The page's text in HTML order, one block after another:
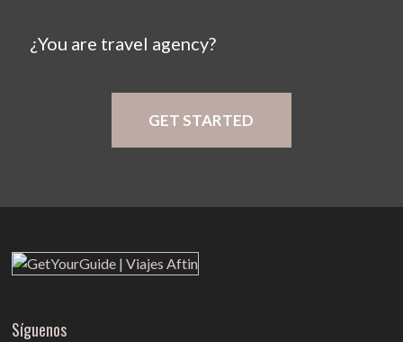
¿You are travel agency?
GET STARTED
Síguenos